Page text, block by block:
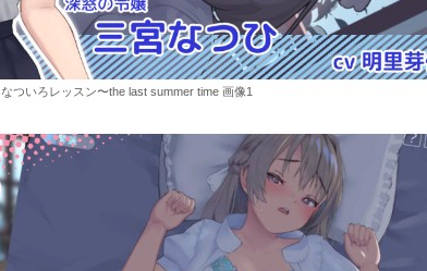
なついろレッスン〜the last summer time 画像1